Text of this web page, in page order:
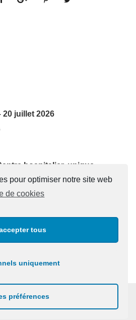
pour optimiser notre site web
de cookies
tous
uniquement
préférences
20 juillet 2026
hospitalier, unique
d’un appel à projets
au travail*
pour la vie »